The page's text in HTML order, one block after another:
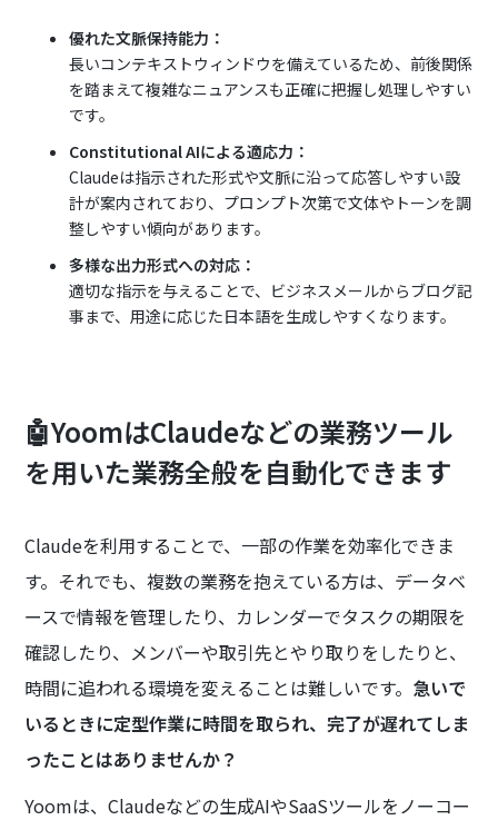
優れた文脈保持能力：
長いコンテキストウィンドウを備えているため、前後関係
を踏まえて複雑なニュアンスも正確に把握し処理しやすい
です。
Constitutional AIによる適応力：
Claudeは指示された形式や文脈に沿って応答しやすい設
計が案内されており、プロンプト次第で文体やトーンを調
整しやすい傾向があります。
多様な出力形式への対応：
適切な指示を与えることで、ビジネスメールからブログ記
事まで、用途に応じた日本語を生成しやすくなります。
🤖YoomはClaudeなどの業務ツール
を用いた業務全般を自動化できます
Claudeを利用することで、一部の作業を効率化できま
す。それでも、複数の業務を抱えている方は、データベ
ースで情報を管理したり、カレンダーでタスクの期限を
確認したり、メンバーや取引先とやり取りをしたりと、
時間に追われる環境を変えることは難しいです。 急いで
いるときに定型作業に時間を取られ、完了が遅れてしま
ったことはありませんか？
Yoomは、Claudeなどの生成AIやSaaSツールをノーコー